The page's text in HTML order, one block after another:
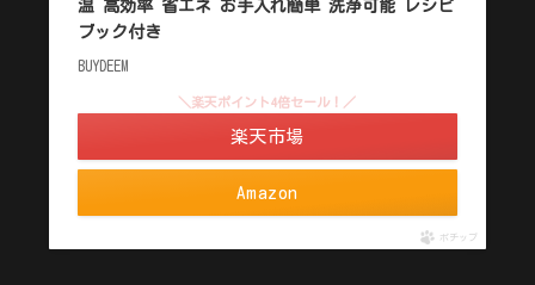
温 高効率 省エネ お手入れ簡単 洗浄可能 レシピ
ブック付き
BUYDEEM
Amazon
＼楽天ポイント4倍セール！／
楽天市場
ポチップ